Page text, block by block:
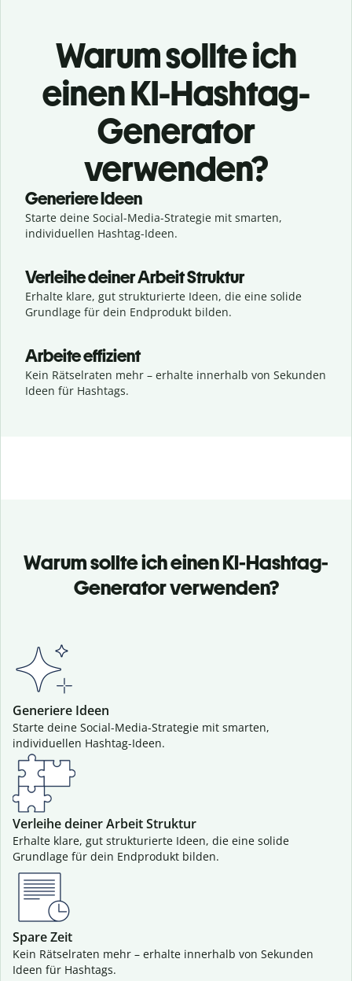
Warum sollte ich
einen KI-Hashtag-
Generator
verwenden?
Generiere Ideen
Starte deine Social-Media-Strategie mit smarten,
individuellen Hashtag-Ideen.
Verleihe deiner Arbeit Struktur
Erhalte klare, gut strukturierte Ideen, die eine solide
Grundlage für dein Endprodukt bilden.
Arbeite effizient
Kein Rätselraten mehr – erhalte innerhalb von Sekunden
Ideen für Hashtags.
Warum sollte ich einen KI-Hashtag-
Generator verwenden?
Generiere Ideen
Starte deine Social-Media-Strategie mit smarten,
individuellen Hashtag-Ideen.
Verleihe deiner Arbeit Struktur
Erhalte klare, gut strukturierte Ideen, die eine solide
Grundlage für dein Endprodukt bilden.
Spare Zeit
Kein Rätselraten mehr – erhalte innerhalb von Sekunden
Ideen für Hashtags.